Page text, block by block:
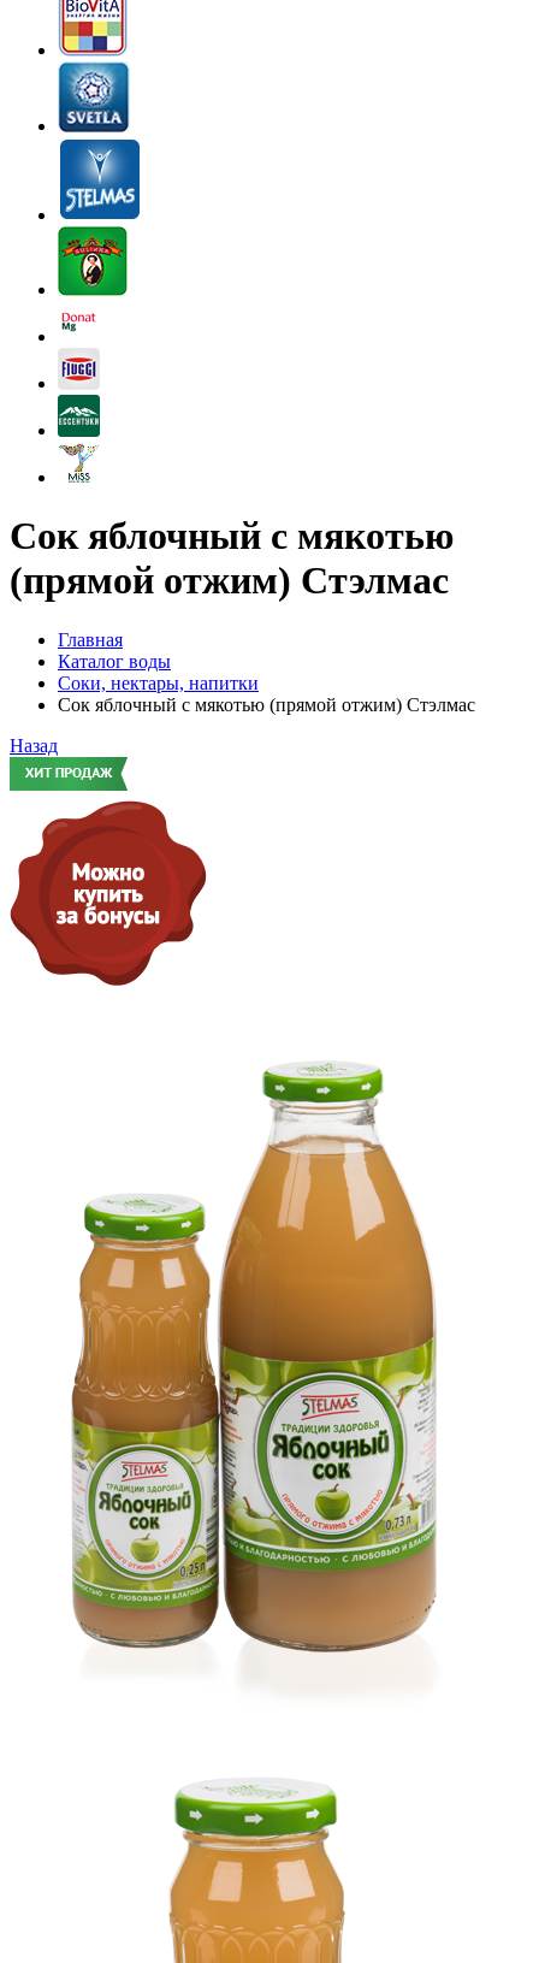
Сок яблочный с мякотью
(прямой отжим) Стэлмас
Главная
Каталог воды
Соки, нектары, напитки
Сок яблочный с мякотью (прямой отжим) Стэлмас
Назад